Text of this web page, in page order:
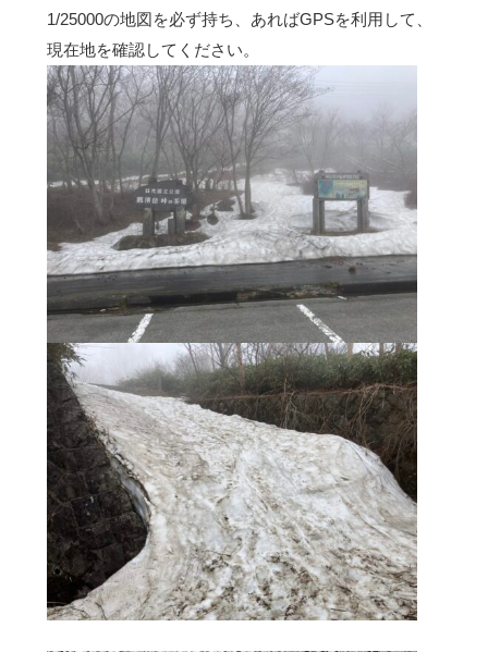
1/25000の地図を必ず持ち、あればGPSを利用して、
現在地を確認してください。